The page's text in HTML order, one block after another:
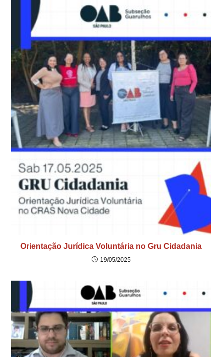
Orientação Jurídica Voluntária no Gru Cidadania
19/05/2025